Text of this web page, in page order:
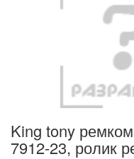
King tony
7912-23, ролик